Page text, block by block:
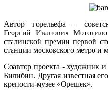
Автор горельефа –
Георгий Иванович
сталинской премии первой
станций московского метро и
Соавтор проекта - художник
Билибин. Другая известная
крепости-музее «Орешек».